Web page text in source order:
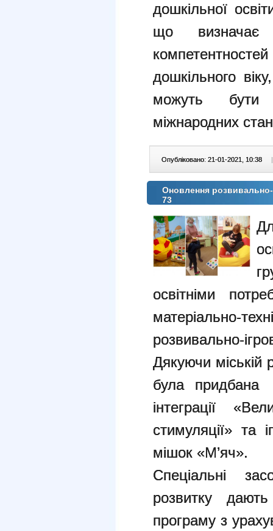
дошкільної
що визначає
дошкільного
можуть бути
міжнародних
Опубліковано: 21-01-2021, 10:38 |
Оновлення
73
освітніми
матеріально-
розвивально-
Дякуючи
була придбана
інтеграції
стимуляції»
мішок «М’яч».
Спеціальні
розвитку
програму з